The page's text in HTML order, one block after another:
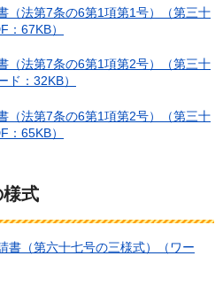
（法第7条の6第1項第1号）（第三十
：67KB）
（法第7条の6第1項第2号）（第三十
ド：32KB）
（法第7条の6第1項第2号）（第三十
：65KB）
式
書（第六十七号の三様式）（ワー